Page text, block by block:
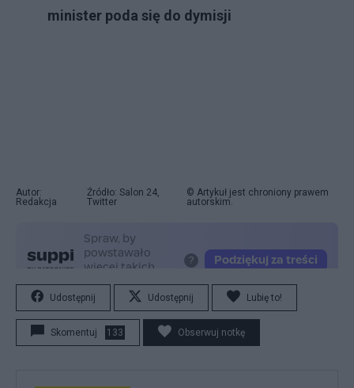
minister poda się do dymisji
Autor:
Redakcja
Źródło: Salon 24,
Twitter
© Artykuł jest chroniony prawem
autorskim.
Udostępnij Udostępnij Lubię to!
Skomentuj 133 Obserwuj notkę